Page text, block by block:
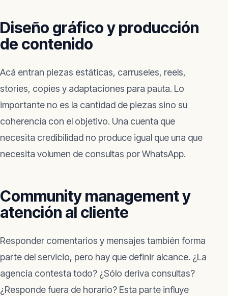
Diseño gráfico y producción
de contenido
Acá entran piezas estáticas, carruseles, reels,
stories, copies y adaptaciones para pauta. Lo
importante no es la cantidad de piezas sino su
coherencia con el objetivo. Una cuenta que
necesita credibilidad no produce igual que una que
necesita volumen de consultas por WhatsApp.
Community management y
atención al cliente
Responder comentarios y mensajes también forma
parte del servicio, pero hay que definir alcance. ¿La
agencia contesta todo? ¿Sólo deriva consultas?
¿Responde fuera de horario? Esta parte influye